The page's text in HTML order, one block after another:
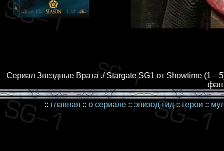
Сериал Звездные Врата ./ Stargate SG1 от Showtime
:: главная :: о сериале:: эпизод-гид::герои ::